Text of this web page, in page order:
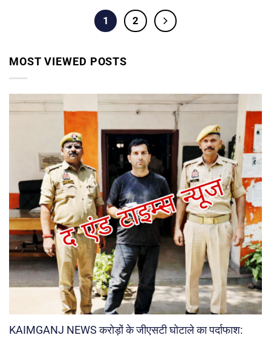
1 2
MOST VIEWED POSTS
KAIMGANJ NEWS करोड़ों के जीएसटी घोटाले का पर्दाफाश: